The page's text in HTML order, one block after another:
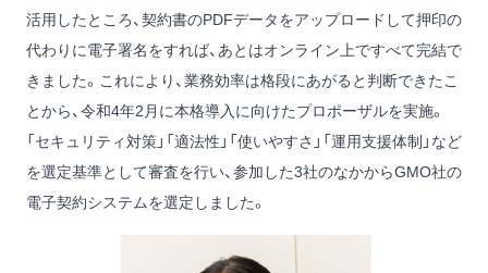
活用したところ、契約書のPDFデータをアップロードして押印の
代わりに電子署名をすれば、あとはオンライン上ですべて完結で
きました。これにより、業務効率は格段にあがると判断できたこ
とから、令和4年2月に本格導入に向けたプロポーザルを実施。
「セキュリティ対策」「適法性」「使いやすさ」「運用支援体制」など
を選定基準として審査を行い、参加した3社のなかからGMO社の
電子契約システムを選定しました。